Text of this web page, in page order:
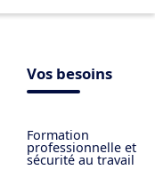
Vos besoins
Formation
professionnelle et
sécurité au travail